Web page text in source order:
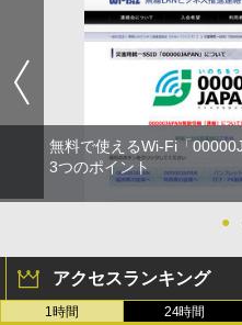
無料で使えるWi-Fi「
3つのポイント
●
アクセスランキング
1時間 24時間